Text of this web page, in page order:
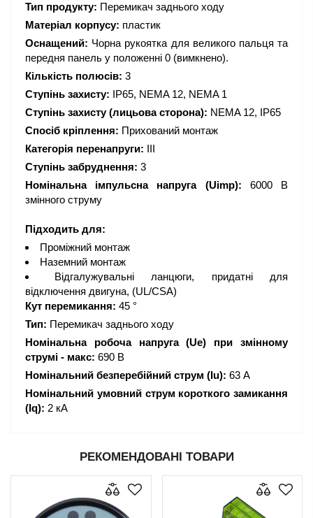
Тип продукту: Перемикач заднього ходу
Матеріал корпусу: пластик
Оснащений: Чорна рукоятка для великого пальця та
передня панель у положенні 0 (вимкнено).
Кількість полюсів: 3
Ступінь захисту: IP65, NEMA 12, NEMA 1
Ступінь захисту (лицьова сторона): NEMA 12, IP65
Спосіб кріплення: Прихований монтаж
Категорія перенапруги: III
Ступінь забруднення: 3
Номінальна імпульсна напруга (Uimp): 6000 В
змінного струму
Підходить для:
Проміжний монтаж
Наземний монтаж
Відгалужувальні ланцюги, придатні для
відключення двигуна, (UL/CSA)
Кут перемикання: 45 °
Тип: Перемикач заднього ходу
Номінальна робоча напруга (Ue) при змінному
струмі - макс: 690 В
Номінальний безперебійний струм (Iu): 63 А
Номінальний умовний струм короткого замикання
(Iq): 2 кА
РЕКОМЕНДОВАНІ ТОВАРИ